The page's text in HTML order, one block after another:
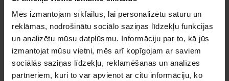
Mēs izmantojam sīkfailus, lai personalizētu saturu un
reklāmas, nodrošinātu sociālo saziņas līdzekļu funkcijas
un analizētu mūsu datplūsmu. Informāciju par to, kā jūs
izmantojat mūsu vietni, mēs arī kopīgojam ar saviem
sociālās saziņas līdzekļu, reklamēšanas un analīzes
partneriem, kuri to var apvienot ar citu informāciju, ko
Zeķes ELTEN Perfect Fit,
melnas
13,36 €
Zeķes HELLY HANSEN
Summer Sock
9,53 €